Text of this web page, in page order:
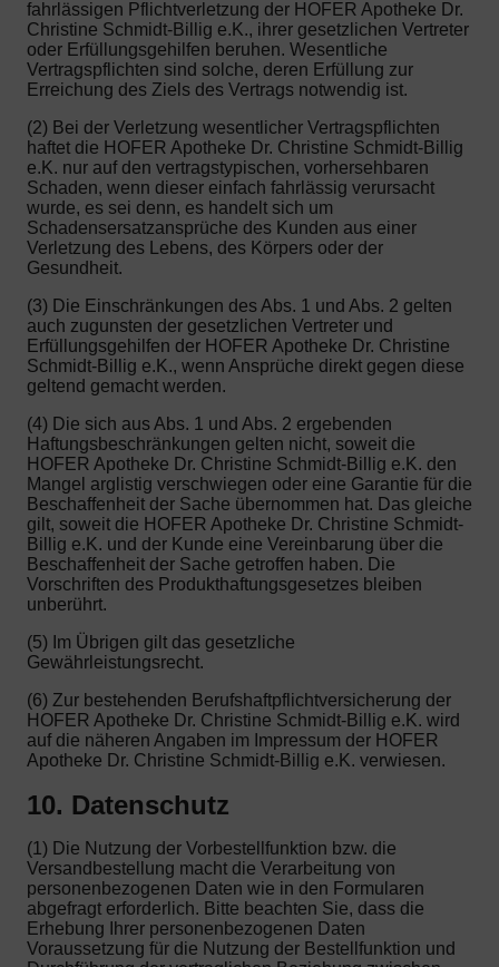
fahrlässigen Pflichtverletzung der HOFER Apotheke Dr.
Christine Schmidt-Billig e.K., ihrer gesetzlichen Vertreter
oder Erfüllungsgehilfen beruhen. Wesentliche
Vertragspflichten sind solche, deren Erfüllung zur
Erreichung des Ziels des Vertrags notwendig ist.
(2) Bei der Verletzung wesentlicher Vertragspflichten
haftet die HOFER Apotheke Dr. Christine Schmidt-Billig
e.K. nur auf den vertragstypischen, vorhersehbaren
Schaden, wenn dieser einfach fahrlässig verursacht
wurde, es sei denn, es handelt sich um
Schadensersatzansprüche des Kunden aus einer
Verletzung des Lebens, des Körpers oder der
Gesundheit.
(3) Die Einschränkungen des Abs. 1 und Abs. 2 gelten
auch zugunsten der gesetzlichen Vertreter und
Erfüllungsgehilfen der HOFER Apotheke Dr. Christine
Schmidt-Billig e.K., wenn Ansprüche direkt gegen diese
geltend gemacht werden.
(4) Die sich aus Abs. 1 und Abs. 2 ergebenden
Haftungsbeschränkungen gelten nicht, soweit die
HOFER Apotheke Dr. Christine Schmidt-Billig e.K. den
Mangel arglistig verschwiegen oder eine Garantie für die
Beschaffenheit der Sache übernommen hat. Das gleiche
gilt, soweit die HOFER Apotheke Dr. Christine Schmidt-
Billig e.K. und der Kunde eine Vereinbarung über die
Beschaffenheit der Sache getroffen haben. Die
Vorschriften des Produkthaftungsgesetzes bleiben
unberührt.
(5) Im Übrigen gilt das gesetzliche
Gewährleistungsrecht.
(6) Zur bestehenden Berufshaftpflichtversicherung der
HOFER Apotheke Dr. Christine Schmidt-Billig e.K. wird
auf die näheren Angaben im Impressum der HOFER
Apotheke Dr. Christine Schmidt-Billig e.K. verwiesen.
10. Datenschutz
(1) Die Nutzung der Vorbestellfunktion bzw. die
Versandbestellung macht die Verarbeitung von
personenbezogenen Daten wie in den Formularen
abgefragt erforderlich. Bitte beachten Sie, dass die
Erhebung Ihrer personenbezogenen Daten
Voraussetzung für die Nutzung der Bestellfunktion und